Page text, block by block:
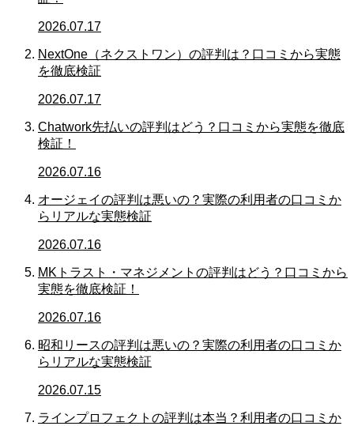
2026.07.17
NextOne（ネクストワン）の評判は？口コミから実態
を徹底検証
2026.07.17
Chatwork先払いの評判はどう？口コミから実態を徹底
検証！
2026.07.16
オージェイの評判は悪いの？実際の利用者の口コミか
らリアルな実態検証
2026.07.16
MKトラスト・マネジメントの評判はどう？口コミから
実態を徹底検証！
2026.07.16
昭和リースの評判は悪いの？実際の利用者の口コミか
らリアルな実態検証
2026.07.15
ラインプロフェクトの評判は本当？利用者の口コミか